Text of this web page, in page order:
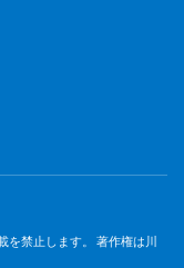
を禁止します。 著作権は川